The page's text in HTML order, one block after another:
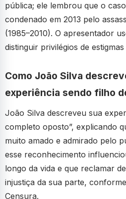
pública; ele lembrou que o
condenado em 2013 pelo
(1985–2010). O apresentador
distinguir privilégios de
Como João Silva
experiência sendo filho
João Silva descreveu sua
completo oposto”, explicando
muito amado e admirado pelo
esse reconhecimento
longo da vida e que reclamar
injustiça da sua parte,
Censura.